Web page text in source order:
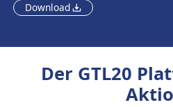
Download
Der GTL20